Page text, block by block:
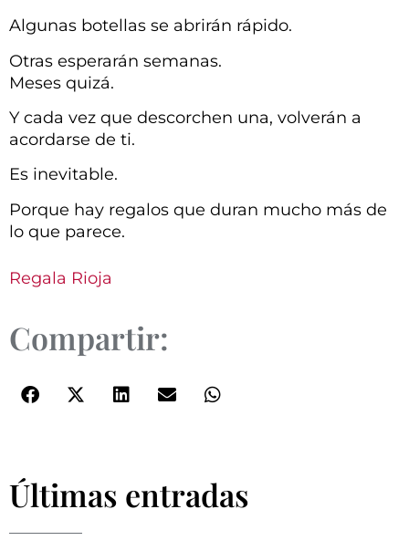
Algunas botellas se abrirán rápido.
Otras esperarán semanas.
Meses quizá.
Y cada vez que descorchen una, volverán a
acordarse de ti.
Es inevitable.
Porque hay regalos que duran mucho más de
lo que parece.
Regala Rioja
Compartir:
Últimas entradas